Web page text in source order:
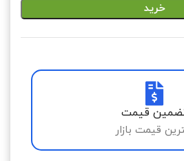
خرید
قیمت
قیمت بازار